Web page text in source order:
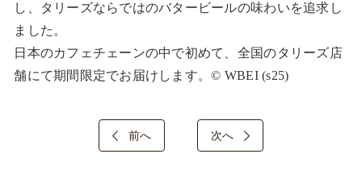
し、タリーズならではのバタービールの味わいを追求し
ました。
日本のカフェチェーンの中で初めて、全国のタリーズ店
舗にて期間限定でお届けします。© WBEI (s25)
前へ 次へ